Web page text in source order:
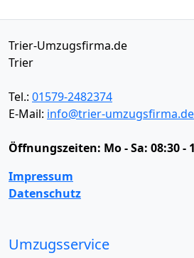
Trier-Umzugsfirma.de
Trier
Tel.: 01579-2482374
E-Mail: info@trier-umzugsfirma.de
Öffnungszeiten: Mo - Sa: 08:30 -
Impressum
Datenschutz
Umzugsservice